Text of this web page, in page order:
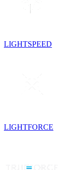
LIGHTSPEED
LIGHTFORCE